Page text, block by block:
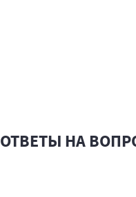
ОТВЕТЫ НА